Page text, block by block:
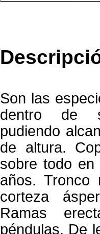
Son las
dentro de
pudiendo
de altura.
sobre todo en
años. Tronco
corteza
Ramas
péndulas. De